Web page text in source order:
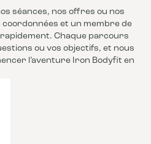
séances, nos offres ou nos
coordonnées et un membre de
Chaque parcours
ou vos objectifs, et nous
l’aventure Iron Bodyfit en